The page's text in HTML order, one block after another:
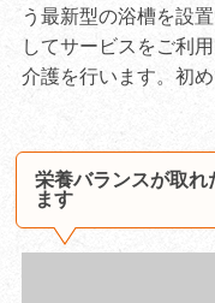
う最新型の浴槽を設
してサービスをご利
介護を行います。初
栄養バランスが取れ
ます